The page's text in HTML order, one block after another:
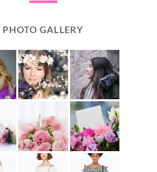
PHOTO GALLERY